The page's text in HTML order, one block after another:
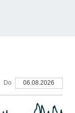
Do 06.08.2026